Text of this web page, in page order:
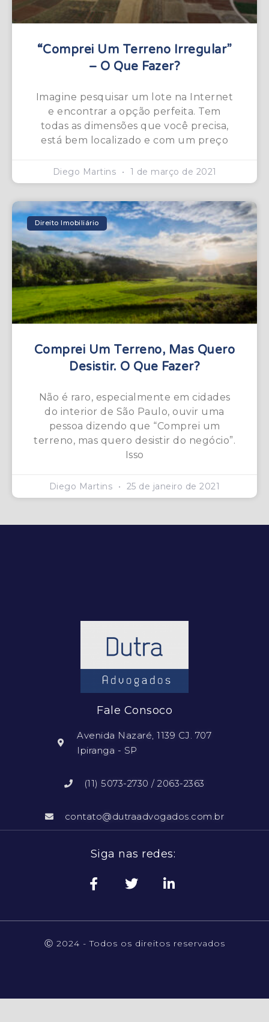
“Comprei Um Terreno Irregular”
– O Que Fazer?
Imagine pesquisar um lote na Internet
e encontrar a opção perfeita. Tem
todas as dimensões que você precisa,
está bem localizado e com um preço
Diego Martins 1 de março de 2021
Direito Imobiliário
Comprei Um Terreno, Mas Quero
Desistir. O Que Fazer?
Não é raro, especialmente em cidades
do interior de São Paulo, ouvir uma
pessoa dizendo que “Comprei um
terreno, mas quero desistir do negócio”.
Isso
Diego Martins 25 de janeiro de 2021
Fale Consoco
Avenida Nazaré, 1139 CJ. 707
Ipiranga - SP
(11) 5073-2730 / 2063-2363
contato@dutraadvogados.com.br
Siga nas redes:
Ⓒ 2024 - Todos os direitos reservados